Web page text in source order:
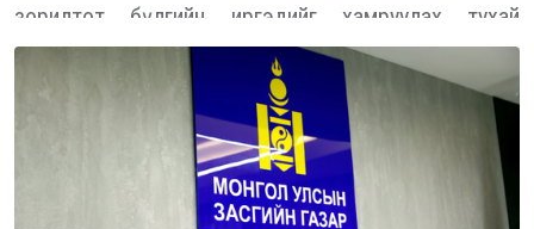
зорилтот бүлгийн иргэдийг хамруулах тухай
тусгайлсан журмыг Монгол Улсын Засгийн газраас
баталсан. Энэ есөн бүлэг дотор төрийн үйлчилгээний
алба хаагчид тодорхой хувийг эзэлж байна. Энэ
хүрээнд "ТОСК" ТӨХХК-иас "Эрүүл мэндийн яам"-
ны төлөөлөгчидтэй уулзаж, санал со…